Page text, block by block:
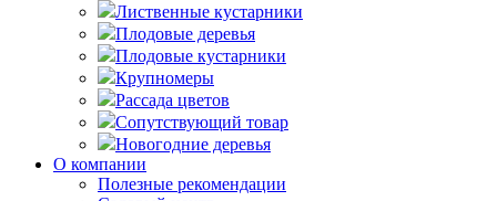
Лиственные кустарники
Плодовые деревья
Плодовые кустарники
Крупномеры
Рассада цветов
Сопутствующий товар
Новогодние деревья
О компании
Полезные рекомендации